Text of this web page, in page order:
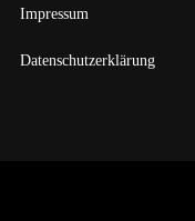
Impressum
Datenschutzerklärung